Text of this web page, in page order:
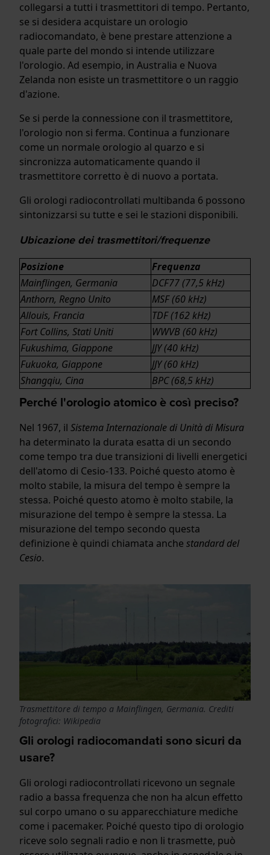
collegarsi a tutti i trasmettitori di tempo. Pertanto,
se si desidera acquistare un orologio
radiocomandato, è bene prestare attenzione a
quale parte del mondo si intende utilizzare
l'orologio. Ad esempio, in Australia e Nuova
Zelanda non esiste un trasmettitore o un raggio
d'azione.
Se si perde la connessione con il trasmettitore,
l'orologio non si ferma. Continua a funzionare
come un normale orologio al quarzo e si
sincronizza automaticamente quando il
trasmettitore corretto è di nuovo a portata.
Gli orologi radiocontrollati multibanda 6 possono
sintonizzarsi su tutte e sei le stazioni disponibili.
Ubicazione dei trasmettitori/frequenze
Posizione
Frequenza
Mainflingen, Germania
DCF77 (77,5 kHz)
Anthorn, Regno Unito
MSF (60 kHz)
Allouis, Francia
TDF (162 kHz)
Fort Collins, Stati Uniti
WWVB (60 kHz)
Fukushima, Giappone
JJY (40 kHz)
Fukuoka, Giappone
JJY (60 kHz)
Shangqiu, Cina
BPC (68,5 kHz)
Perché l'orologio atomico è così preciso?
Nel 1967, il Sistema Internazionale di Unità di Misura
ha determinato la durata esatta di un secondo
come tempo tra due transizioni di livelli energetici
dell'atomo di Cesio-133. Poiché questo atomo è
molto stabile, la misura del tempo è sempre la
stessa. Poiché questo atomo è molto stabile, la
misurazione del tempo è sempre la stessa. La
misurazione del tempo secondo questa
definizione è quindi chiamata anche standard del
Cesio.
Trasmettitore di tempo a Mainflingen, Germania. Crediti
fotografici: Wikipedia
Gli orologi radiocomandati sono sicuri da
usare?
Gli orologi radiocontrollati ricevono un segnale
radio a bassa frequenza che non ha alcun effetto
sul corpo umano o su apparecchiature mediche
come i pacemaker. Poiché questo tipo di orologio
riceve solo segnali radio e non li trasmette, può